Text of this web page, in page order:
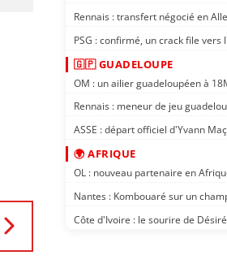
Rennais : transfert négocié en
PSG : confirmé, un crack file vers
🇬🇵 GUADELOUPE
OM : un ailier guadeloupéen à
Rennais : meneur de jeu
ASSE : départ officiel d'Yvann
🌍 AFRIQUE
OL : nouveau partenaire en
Nantes : Kombouaré sur un
Côte d'Ivoire : le sourire de